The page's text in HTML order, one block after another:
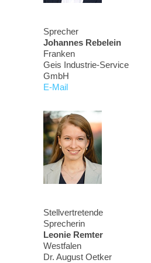
Sprecher
Johannes Rebelein
Franken
Geis Industrie-Service
GmbH
E-Mail
Stellvertretende
Sprecherin
Leonie Remter
Westfalen
Dr. August Oetker